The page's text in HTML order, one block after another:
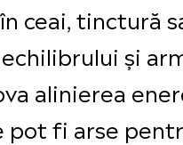
ceai, tinctură
și
alinierea
pot fi arse